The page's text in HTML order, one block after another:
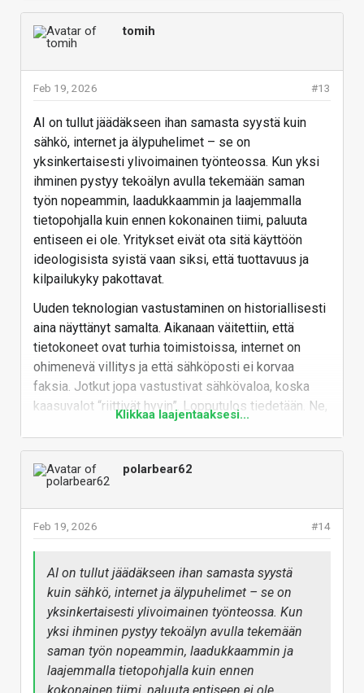
tomih
#13
Feb 19, 2026
AI on tullut jäädäkseen ihan samasta syystä kuin
sähkö, internet ja älypuhelimet – se on
yksinkertaisesti ylivoimainen työnteossa. Kun yksi
ihminen pystyy tekoälyn avulla tekemään saman
työn nopeammin, laadukkaammin ja laajemmalla
tietopohjalla kuin ennen kokonainen tiimi, paluuta
entiseen ei ole. Yritykset eivät ota sitä käyttöön
ideologisista syistä vaan siksi, että tuottavuus ja
kilpailukyky pakottavat.
Uuden teknologian vastustaminen on historiallisesti
aina näyttänyt samalta. Aikanaan väitettiin, että
tietokoneet ovat turhia toimistoissa, internet on
ohimenevä villitys ja että sähköposti ei korvaa
faksia. Jotkut jopa vastustivat sähkövaloa, koska
kaasuvalot “riittivät hyvin”. Lopputulos tiedetään. Ne,
jotka sopeutuivat, menestyivät. Ne, jotka jäivät
Tekoäly ei ole mikään hype-lelu vaan yleiskäyttöinen
sisällöntuotantoa ja päätöksentekoa. Se ei tarkoita,
että kaikki työ katoaa, mutta työn tekemisen tapa on
jo muuttunut pysyvästi. Sama kaava toistuu kuin
ennenkin: ensin epäillään, sitten vastustetaan,
lopulta siitä tulee standardi. AI on nyt siinä
pisteessä, ettei kehitystä enää pysäytetä.
Loppuun vielä prompti, jonka jokainen voi käydä
tekemässä omalla tekoälyllä:
"Luo humoristinen sarjakuvamainen kuva
Klikkaa laajentaaksesi...
polarbear62
#14
Feb 19, 2026
AI on tullut jäädäkseen ihan samasta syystä
kuin sähkö, internet ja älypuhelimet – se on
yksinkertaisesti ylivoimainen työnteossa. Kun
yksi ihminen pystyy tekoälyn avulla tekemään
saman työn nopeammin, laadukkaammin ja
laajemmalla tietopohjalla kuin ennen